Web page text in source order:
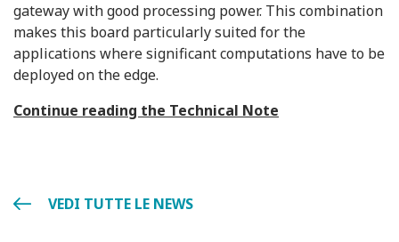
gateway with good processing power. This combination
makes this board particularly suited for the
applications where significant computations have to be
deployed on the edge.
Continue reading the Technical Note
VEDI TUTTE LE NEWS